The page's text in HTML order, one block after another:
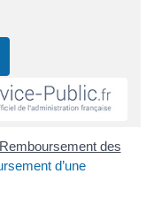
Remboursement des
d’une